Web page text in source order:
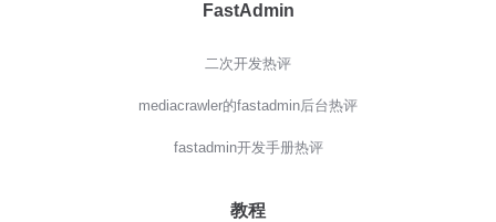
FastAdmin
二次开发热评
mediacrawler的fastadmin后台热评
fastadmin开发手册热评
教程